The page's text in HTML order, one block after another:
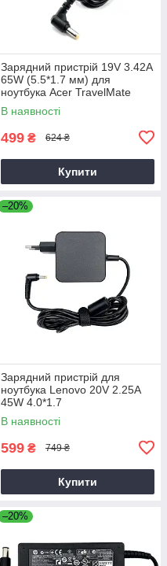
Зарядний пристрій 19V 3.42A
65W (5.5*1.7 мм) для
ноутбука Acer TravelMate
P2510-G2-M
В наявності
499 ₴ 624 ₴
Купити
–20%
Зарядний пристрій для
ноутбука Lenovo 20V 2.25A
45W 4.0*1.7
В наявності
599 ₴ 749 ₴
Купити
–20%